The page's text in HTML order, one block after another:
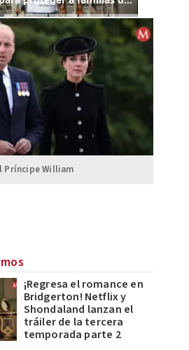
Príncipe William
¡Regresa el romance en
Bridgerton! Netflix y
Shondaland lanzan el
tráiler de la tercera
temporada parte 2